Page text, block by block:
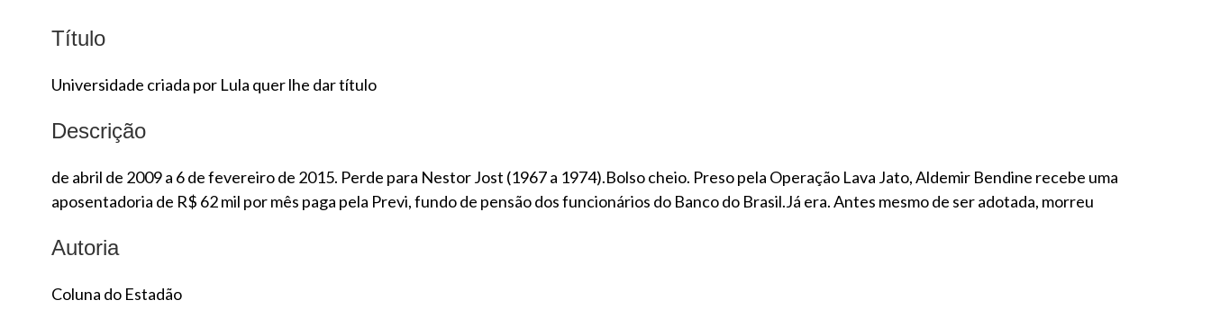
Título
Universidade criada por Lula quer lhe dar título
Descrição
de abril de 2009 a 6 de fevereiro de 2015. Perde para Nestor Jost (1967 a 1974).Bolso cheio. Preso pela Operação Lava Jato, Aldemir Bendine recebe uma
aposentadoria de R$ 62 mil por mês paga pela Previ, fundo de pensão dos funcionários do Banco do Brasil.Já era. Antes mesmo de ser adotada, morreu
Autoria
Coluna do Estadão